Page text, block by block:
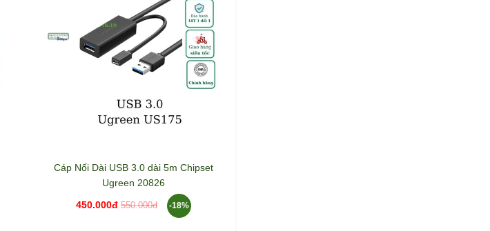
Cáp Nối Dài USB 3.0 dài 5m Chipset
Ugreen 20826
450.000đ 550.000đ -18%